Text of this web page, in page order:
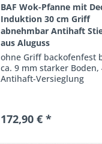
BAF Wok-Pfanne mit
Induktion 30 cm Griff
abnehmbar Antihaft
aus Aluguss
ohne Griff backofenfest
ca. 9 mm starker Boden,
Antihaft-Versieglung
172,90 € *